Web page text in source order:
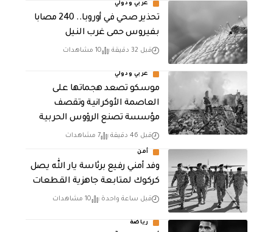
عربي ودولي
تحذير صحي في أوروبا.. 240 مصابا
بفيروس حمى غرب النيل
قبل 32 دقيقة 10 مشاهدات
عربي ودولي
موسكو تصعد هجماتها على
العاصمة الأوكرانية وتقصف
مؤسسة تصنع الرؤوس الحربية
قبل 46 دقيقة 7 مشاهدات
أمن
وفد أمني رفيع برئاسة يار الله يصل
كركوك لمتابعة جاهزية القطعات
قبل ساعة واحدة 10 مشاهدات
رياضة